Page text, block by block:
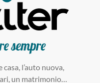
l’auto nuova,
un matrimonio…